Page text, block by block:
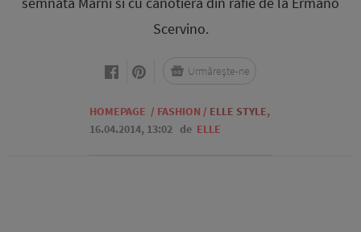
Scervino.
HOMEPAGE / FASHION / ELLE STYLE,
16.04.2014, 13:02 de ELLE
Urmărește-ne